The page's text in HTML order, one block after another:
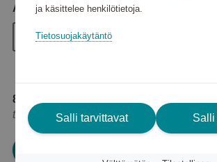
Arvo
10 €
8 350 pistettä
tai
10 €
ja käsittelee henkilötietoja.
Tietosuojakäytäntö
Salli tarvittavat Salli